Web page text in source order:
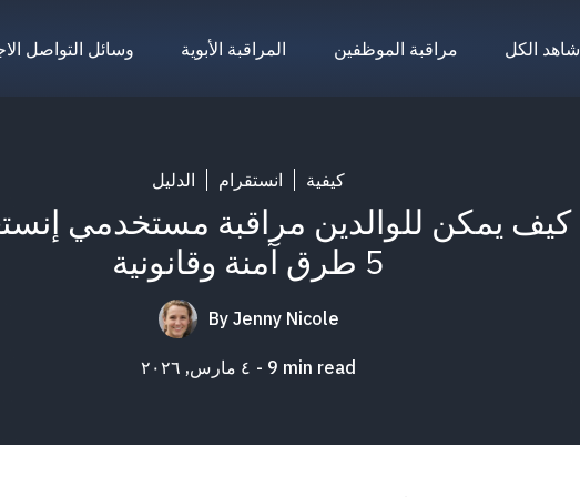
وسائل التواصل المراقبة الأبوية مراقبة الموظفين شاهد الكل
الدليل انستقرام كيفية
كيف يمكن للوالدين مراقبة مستخدمي
5 طرق آمنة وقانونية
By Jenny Nicole
٤ مارس, ٢٠٢٦ 9 min read